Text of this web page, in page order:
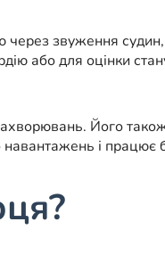
через звуження
або для оцінки
Його
навантажень і працює